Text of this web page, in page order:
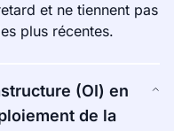
et ne tiennent pas
plus récentes.
(OI) en
de la